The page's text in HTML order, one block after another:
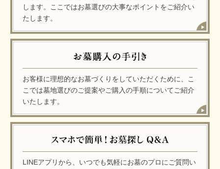
します。ここではお墓選びの大事なポイントをご紹介い
たします。
お客様に理想的なお墓づくりをしていただくために、こ
こでは墓地選びのご提案やご購入の手順についてご紹介
いたします。
LINEアプリから、いつでも気軽にお墓のプロにご質問い